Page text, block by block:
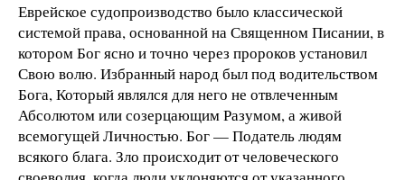
Еврейское судопроизводство было классической
системой права, основанной на Священном Писании, в
котором Бог ясно и точно через пророков установил
Свою волю. Избранный народ был под водительством
Бога, Который являлся для него не отвлеченным
Абсолютом или созерцающим Разумом, а живой
всемогущей Личностью. Бог — Податель людям
всякого блага. Зло происходит от человеческого